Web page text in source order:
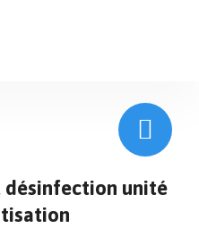
désinfection unité